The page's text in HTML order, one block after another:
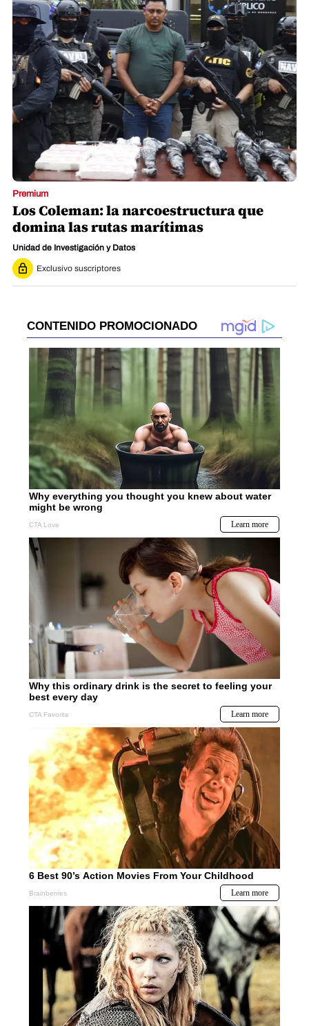
Premium
Los Coleman: la narcoestructura que
domina las rutas marítimas
Unidad de Investigación y Datos
Exclusivo suscriptores